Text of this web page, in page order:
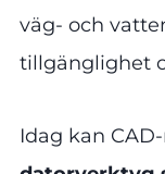
väg- och
tillgänglighet
Idag kan